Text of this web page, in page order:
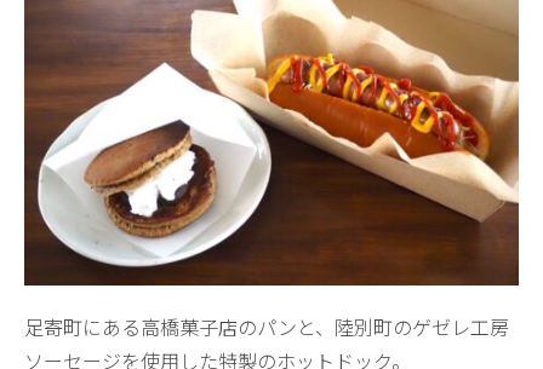
足寄町にある高橋菓子店のパンと、陸別町のゲゼレ工房
ソーセージを使用した特製のホットドック。